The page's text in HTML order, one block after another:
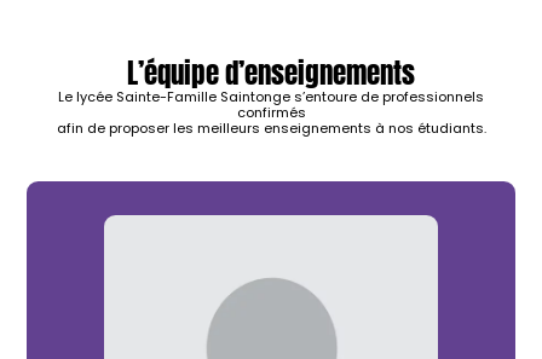
L’équipe d’enseignements
Le lycée Sainte-Famille Saintonge s’entoure de professionnels
confirmés
afin de proposer les meilleurs enseignements à nos étudiants.